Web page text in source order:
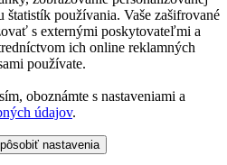
štatistík používania. Vaše zašifrované
s externými poskytovateľmi a
ich online reklamných
používate.
oboznámte s nastaveniami a
údajov.
nastavenia